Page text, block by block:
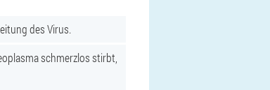
des Virus.
schmerzlos stirbt,